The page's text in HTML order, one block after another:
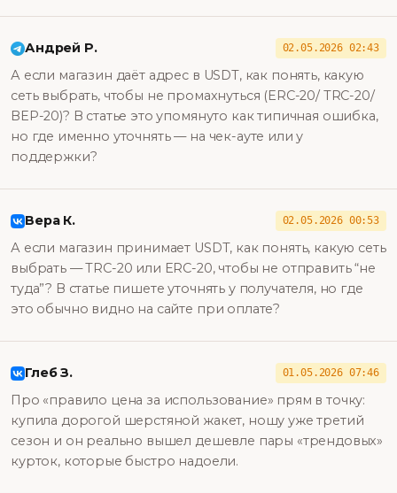
Андрей Р. 02.05.2026 02:43
А если магазин даёт адрес в USDT, как понять, какую
сеть выбрать, чтобы не промахнуться (ERC-20/ TRC-20/
BEP-20)? В статье это упомянуто как типичная ошибка,
но где именно уточнять — на чек-ауте или у
поддержки?
Вера К. 02.05.2026 00:53
А если магазин принимает USDT, как понять, какую сеть
выбрать — TRC-20 или ERC-20, чтобы не отправить “не
туда”? В статье пишете уточнять у получателя, но где
это обычно видно на сайте при оплате?
Глеб З. 01.05.2026 07:46
Про «правило цена за использование» прям в точку:
купила дорогой шерстяной жакет, ношу уже третий
сезон и он реально вышел дешевле пары «трендовых»
курток, которые быстро надоели.